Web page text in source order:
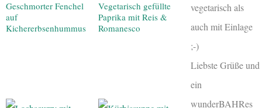
Geschmorter Fenchel
auf
Kichererbsenhummus
Vegetarisch gefüllte
Paprika mit Reis &
Romanesco
vegetarisch als
auch mit Einlage
;-)
Liebste Grüße und
ein
wunderBAHRes